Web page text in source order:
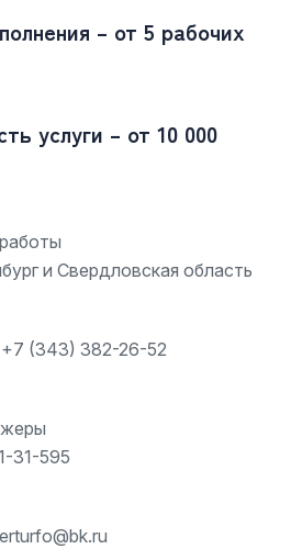
– от 5 рабочих
услуги – от 10 000
и Свердловская область
+7 (343) 382-26-52
31-595